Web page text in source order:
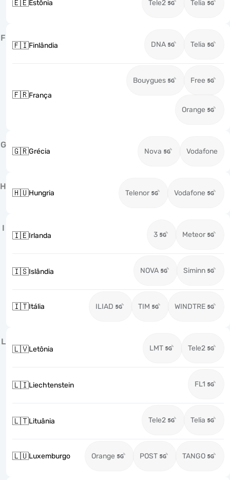
🇪🇪Estônia Tele2 Telia
F
🇫🇮Finlândia DNA Telia
🇫🇷França
Bouygues Free
Orange
G
🇬🇷Grécia Nova Vodafone
H
🇭🇺Hungria Telenor Vodafone
I
🇮🇪Irlanda 3 Meteor
🇮🇸Islândia NOVA Siminn
🇮🇹Itália ILIAD TIM WINDTRE
L
🇱🇻Letônia LMT Tele2
🇱🇮Liechtenstein FL1
🇱🇹Lituânia Tele2 Telia
🇱🇺Luxemburgo Orange POST TANGO